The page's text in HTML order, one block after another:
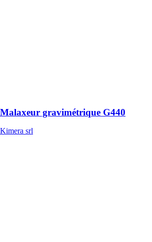
Malaxeur gravimétrique G440
Kimera srl